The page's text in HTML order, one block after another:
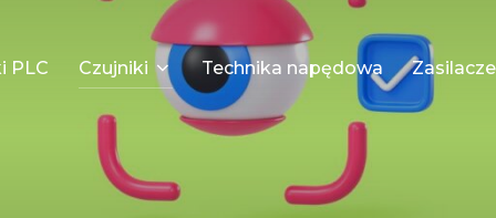
PLC Czujniki Technika napędowa Zasilacze